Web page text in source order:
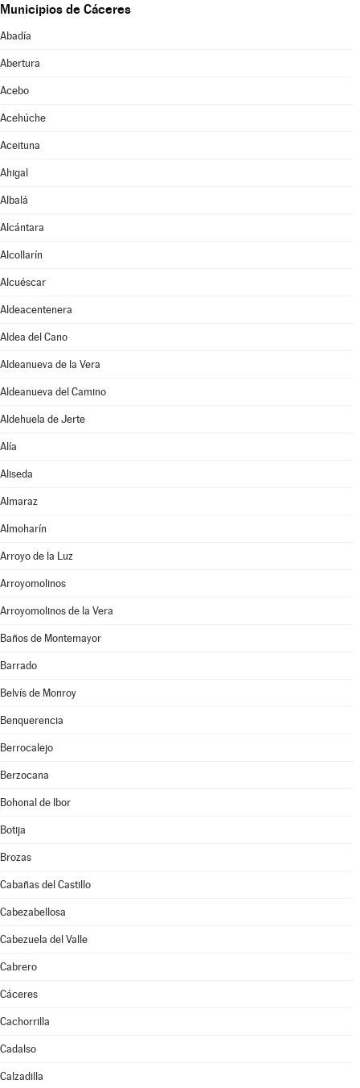
Municipios de Cáceres
Abadía
Abertura
Acebo
Acehúche
Aceituna
Ahigal
Albalá
Alcántara
Alcollarín
Alcuéscar
Aldeacentenera
Aldea del Cano
Aldeanueva de la Vera
Aldeanueva del Camino
Aldehuela de Jerte
Alía
Aliseda
Almaraz
Almoharín
Arroyo de la Luz
Arroyomolinos
Arroyomolinos de la Vera
Baños de Montemayor
Barrado
Belvís de Monroy
Benquerencia
Berrocalejo
Berzocana
Bohonal de Ibor
Botija
Brozas
Cabañas del Castillo
Cabezabellosa
Cabezuela del Valle
Cabrero
Cáceres
Cachorrilla
Cadalso
Calzadilla